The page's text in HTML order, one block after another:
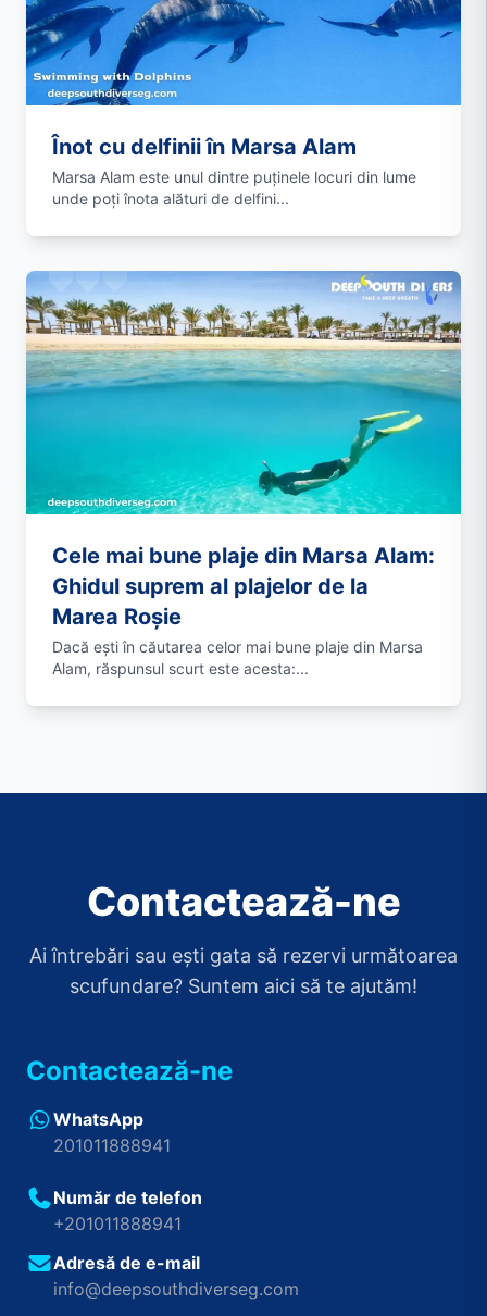
Înot cu delfinii în Marsa Alam
Marsa Alam este unul dintre puținele locuri din lume
unde poți înota alături de delfini...
Cele mai bune plaje din Marsa Alam:
Ghidul suprem al plajelor de la
Marea Roșie
Dacă ești în căutarea celor mai bune plaje din Marsa
Alam, răspunsul scurt este acesta:...
Contactează-ne
Ai întrebări sau ești gata să rezervi următoarea
scufundare? Suntem aici să te ajutăm!
Contactează-ne
WhatsApp
201011888941
Număr de telefon
+201011888941
Adresă de e-mail
info@deepsouthdiverseg.com